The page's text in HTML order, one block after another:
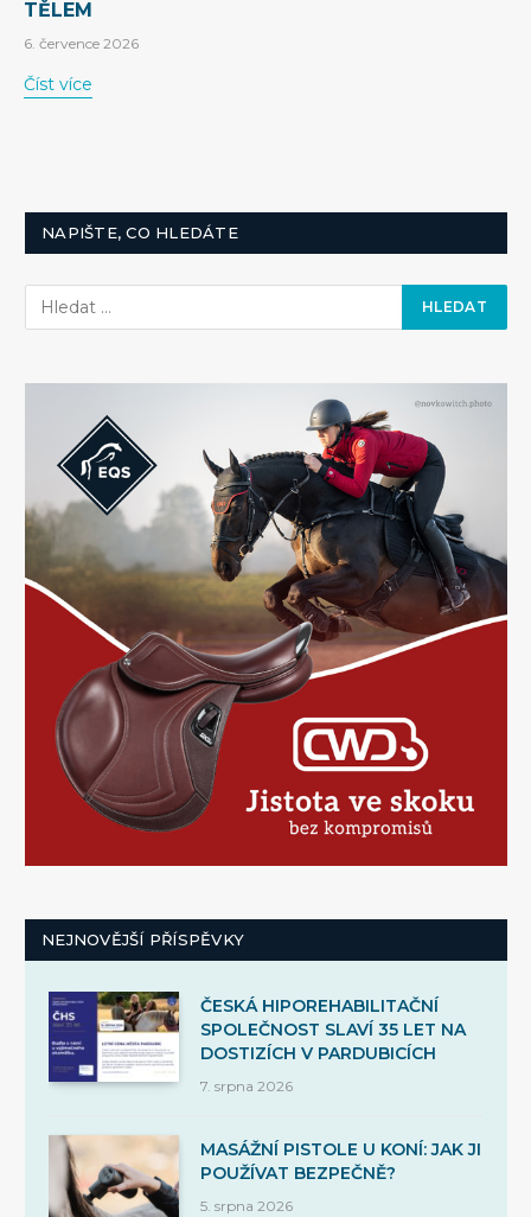
TĚLEM
6. července 2026
Číst více
NAPIŠTE, CO HLEDÁTE
NEJNOVĚJŠÍ PŘÍSPĚVKY
ČESKÁ HIPOREHABILITAČNÍ
SPOLEČNOST SLAVÍ 35 LET NA
DOSTIZÍCH V PARDUBICÍCH
7. srpna 2026
MASÁŽNÍ PISTOLE U KONÍ: JAK JI
POUŽÍVAT BEZPEČNĚ?
5. srpna 2026